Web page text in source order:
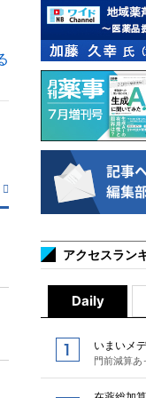
アクセスラン
Daily
いまいメ
門前減算あ